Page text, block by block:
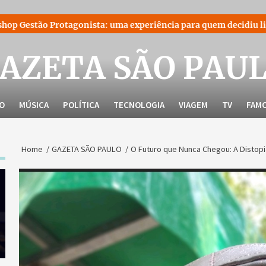
uma experiência para quem decidiu liderar a própria
SÃO
MÚSICA POLÍTICA TECNOLOGIA VIAGEM TV
Home GAZETA SÃO PAULO O Futuro que Nunca Chegou: A